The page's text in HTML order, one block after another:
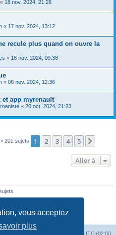
vous acceptez
plus
« 18 nov. 2024, 21:26
« 17 nov. 2024, 13:12
recule plus quand on ouvre la
« 16 nov. 2024, 09:38
« 06 nov. 2024, 12:36
app myrenault
« 20 oct. 2024, 21:23
• 201 sujets 1 2 3 4 5
Aller à
UTC+02:00